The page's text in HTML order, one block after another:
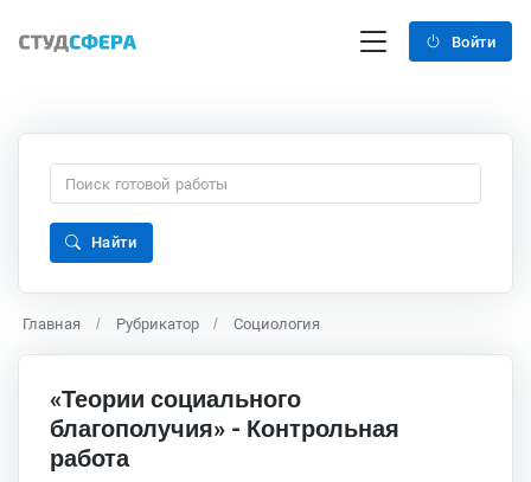
Войти
Найти
Главная Рубрикатор Социология
«Теории социального
благополучия» - Контрольная
работа